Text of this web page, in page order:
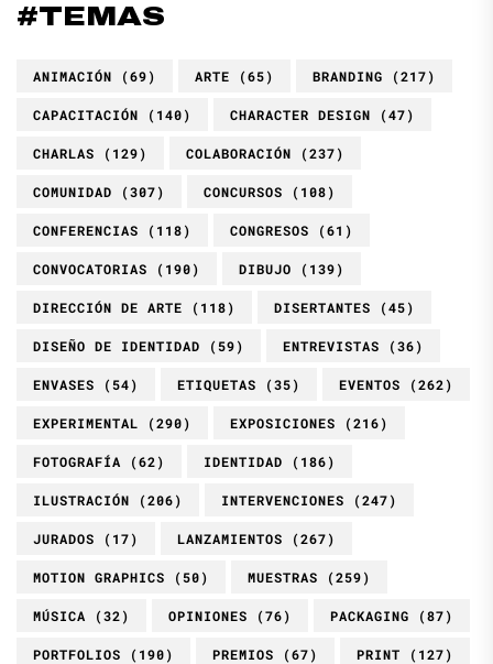
#TEMAS
ANIMACIÓN (69) ARTE (65) BRANDING (217)
CAPACITACIÓN (140) CHARACTER DESIGN (47)
CHARLAS (129) COLABORACIÓN (237)
COMUNIDAD (307) CONCURSOS (108)
CONFERENCIAS (118) CONGRESOS (61)
CONVOCATORIAS (190) DIBUJO (139)
DIRECCIÓN DE ARTE (118) DISERTANTES (45)
DISEÑO DE IDENTIDAD (59) ENTREVISTAS (36)
ENVASES (54) ETIQUETAS (35) EVENTOS (262)
EXPERIMENTAL (290) EXPOSICIONES (216)
FOTOGRAFÍA (62) IDENTIDAD (186)
ILUSTRACIÓN (206) INTERVENCIONES (247)
JURADOS (17) LANZAMIENTOS (267)
MOTION GRAPHICS (50) MUESTRAS (259)
MÚSICA (32) OPINIONES (76) PACKAGING (87)
PORTFOLIOS (190) PREMIOS (67) PRINT (127)